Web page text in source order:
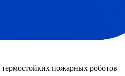
пожарных роботов